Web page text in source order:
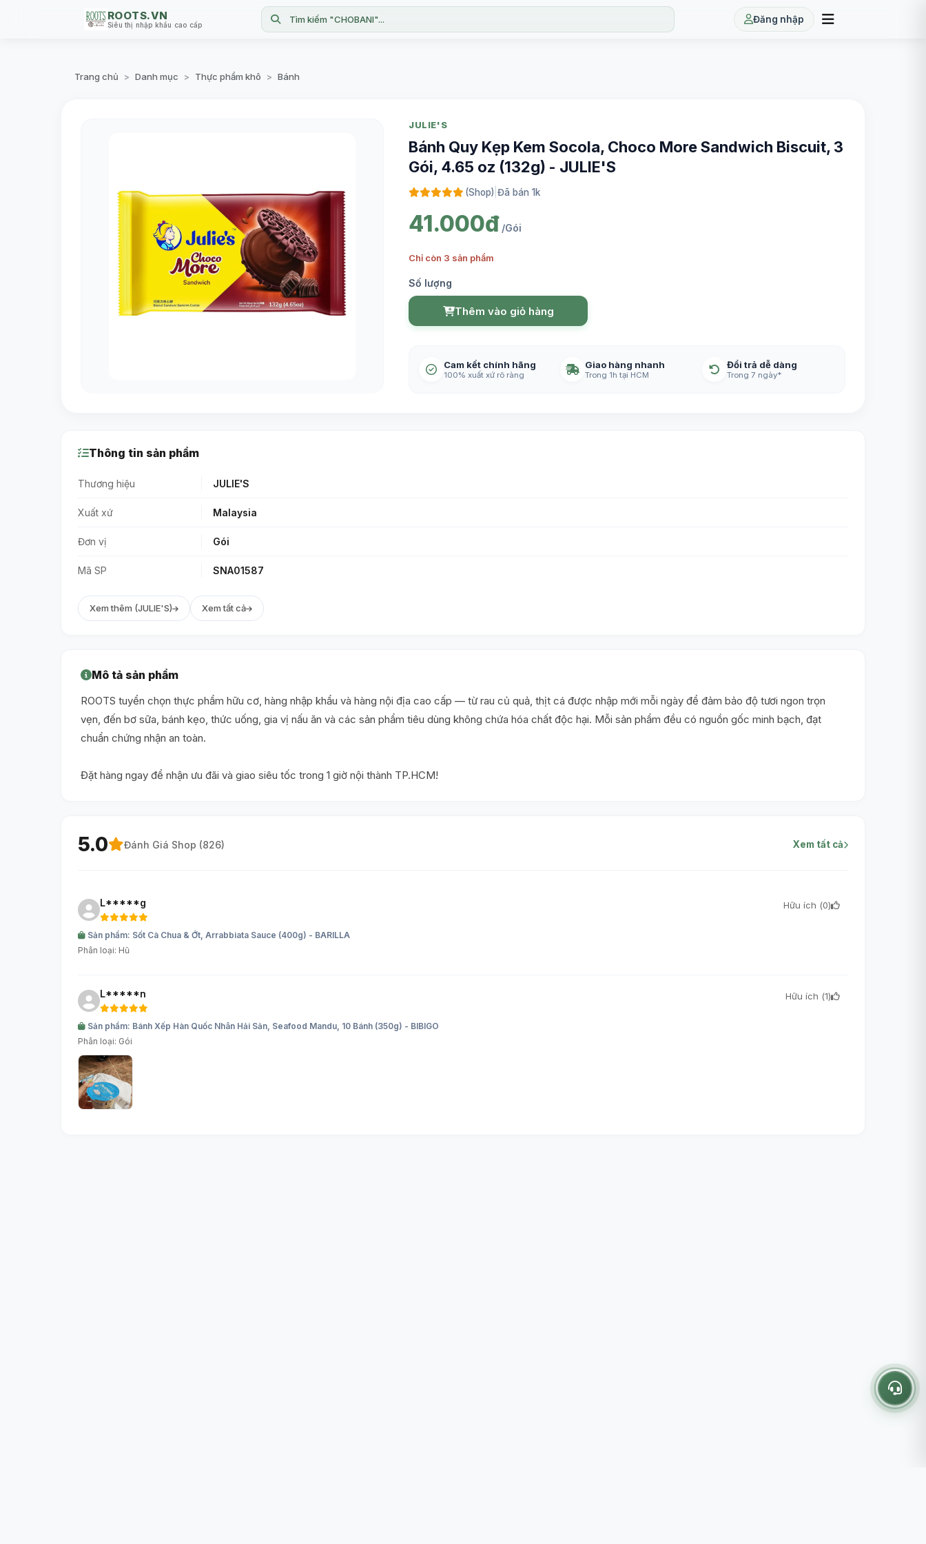
ROOTS.VN
Siêu thị nhập khẩu cao cấp Tìm kiếm "CHOBANI"... Đăng nhập
Trang chủ > Danh mục > Thực phẩm khô > Bánh
JULIE'S
Bánh Quy Kẹp Kem Socola, Choco More Sandwich Biscuit, 3
Gói, 4.65 oz (132g) - JULIE'S
(Shop) Đã bán 1k
41.000đ /Gói
Chỉ còn 3 sản phẩm
Số lượng
Thêm vào giỏ hàng
Cam kết chính hãng
100% xuất xứ rõ ràng
Giao hàng nhanh
Trong 1h tại HCM
Đổi trả dễ dàng
Trong 7 ngày*
Thông tin sản phẩm
Thương hiệu JULIE'S
Xuất xứ Malaysia
Đơn vị Gói
Mã SP SNA01587
Xem thêm (JULIE'S) Xem tất cả
Mô tả sản phẩm
ROOTS tuyển chọn thực phẩm hữu cơ, hàng nhập khẩu và hàng nội địa cao cấp — từ rau củ quả, thịt cá được nhập mới mỗi ngày để đảm bảo độ tươi ngon trọn
vẹn, đến bơ sữa, bánh kẹo, thức uống, gia vị nấu ăn và các sản phẩm tiêu dùng không chứa hóa chất độc hại. Mỗi sản phẩm đều có nguồn gốc minh bạch, đạt
chuẩn chứng nhận an toàn.
Đặt hàng ngay để nhận ưu đãi và giao siêu tốc trong 1 giờ nội thành TP.HCM!
5.0 Đánh Giá Shop (826) Xem tất cả
L*****g Hữu ích (0)
Sản phẩm: Sốt Cà Chua & Ớt, Arrabbiata Sauce (400g) - BARILLA
Phân loại: Hũ
L*****n Hữu ích (1)
Sản phẩm: Bánh Xếp Hàn Quốc Nhân Hải Sản, Seafood Mandu, 10 Bánh (350g) - BIBIGO
Phân loại: Gói